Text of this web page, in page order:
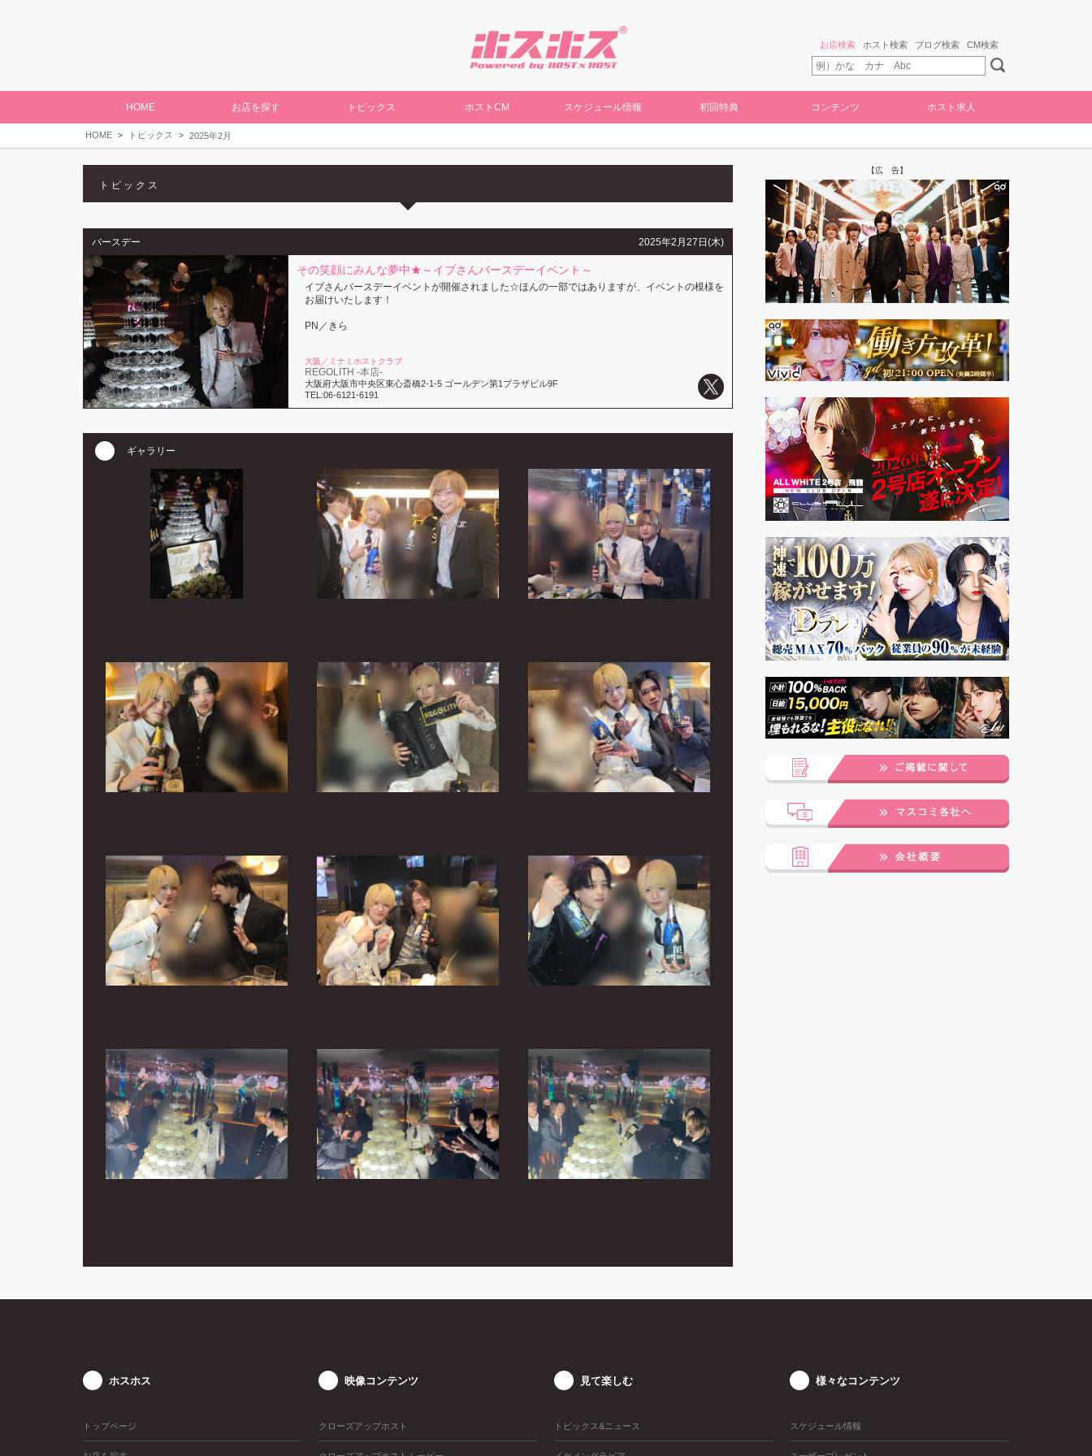
お店検索 ホスト検索 ブログ検索 CM検索
HOME お店を探す トピックス ホストCM スケジュール情報 初回特典 コンテンツ ホスト求人
HOME トピックス 2025年2月
トピックス
バースデー 2025年2月27日(木)
その笑顔にみんな夢中★～イブさんバースデーイベント～
イブさんバースデーイベントが開催されました☆ほんの一部ではありますが、イベントの模様を
お届けいたします！
PN／きら
大阪／ミナミホストクラブ
REGOLITH -本店-
大阪府大阪市中央区東心斎橋2-1-5 ゴールデン第1プラザビル9F
TEL:06-6121-6191
ギャラリー
【広 告】
ホスホス
トップページ
映像コンテンツ
クローズアップホスト
見て楽しむ
トピックス&ニュース
様々なコンテンツ
スケジュール情報